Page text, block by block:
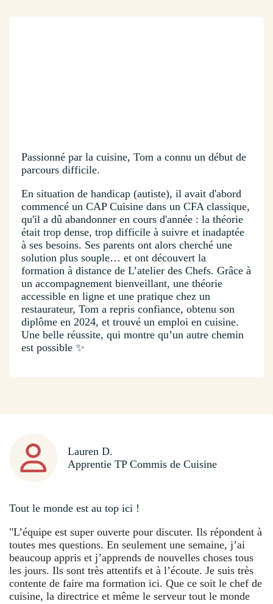
Passionné par la cuisine, Tom a connu un début de
parcours difficile.
En situation de handicap (autiste), il avait d'abord
commencé un CAP Cuisine dans un CFA classique,
qu'il a dû abandonner en cours d'année : la théorie
était trop dense, trop difficile à suivre et inadaptée
à ses besoins. Ses parents ont alors cherché une
solution plus souple… et ont découvert la
formation à distance de L’atelier des Chefs. Grâce à
un accompagnement bienveillant, une théorie
accessible en ligne et une pratique chez un
restaurateur, Tom a repris confiance, obtenu son
diplôme en 2024, et trouvé un emploi en cuisine.
Une belle réussite, qui montre qu’un autre chemin
est possible ✨
Lauren D.
Apprentie TP Commis de Cuisine
Tout le monde est au top ici !
"L’équipe est super ouverte pour discuter. Ils répondent à
toutes mes questions. En seulement une semaine, j’ai
beaucoup appris et j’apprends de nouvelles choses tous
les jours. Ils sont très attentifs et à l’écoute. Je suis très
contente de faire ma formation ici. Que ce soit le chef de
cuisine, la directrice et même le serveur tout le monde